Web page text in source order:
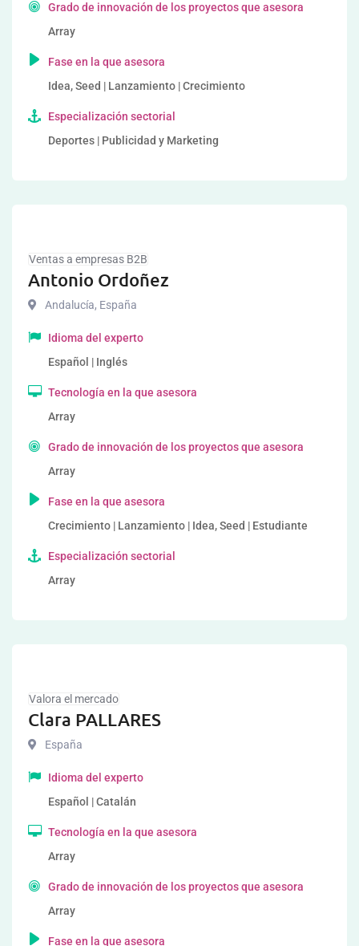
Grado de innovación de los proyectos que asesora
Array
Fase en la que asesora
Idea, Seed | Lanzamiento | Crecimiento
Especialización sectorial
Deportes | Publicidad y Marketing
Ventas a empresas B2B
Antonio Ordoñez
Andalucía, España
Idioma del experto
Español | Inglés
Tecnología en la que asesora
Array
Grado de innovación de los proyectos que asesora
Array
Fase en la que asesora
Crecimiento | Lanzamiento | Idea, Seed | Estudiante
Especialización sectorial
Array
Valora el mercado
Clara PALLARES
España
Idioma del experto
Español | Catalán
Tecnología en la que asesora
Array
Grado de innovación de los proyectos que asesora
Array
Fase en la que asesora